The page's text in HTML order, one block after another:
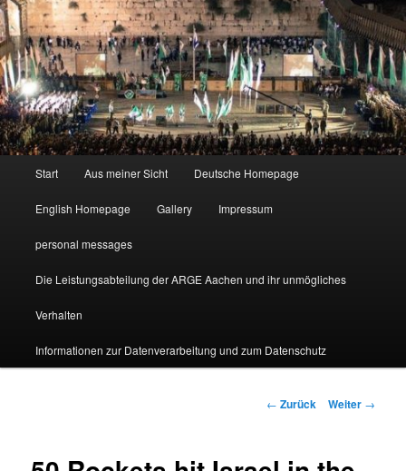
Start Aus meiner Sicht Deutsche Homepage
English Homepage Gallery Impressum
personal messages
Die Leistungsabteilung der ARGE Aachen und ihr unmögliches
Verhalten
Informationen zur Datenverarbeitung und zum Datenschutz
Beitragsnavigation
← Zurück Weiter →